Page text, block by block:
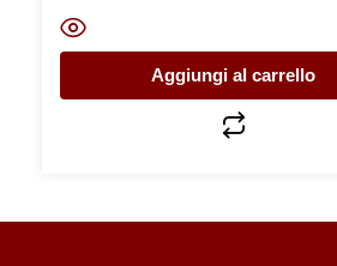
Aggiungi al carrello